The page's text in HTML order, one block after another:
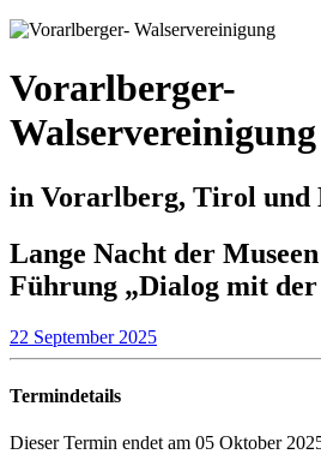
Vorarlberger-
Walservereinigung
in Vorarlberg, Tirol und
Lange Nacht der
Führung „Dialog mit
22 September 2025
Termindetails
Dieser Termin endet am 05 Oktober